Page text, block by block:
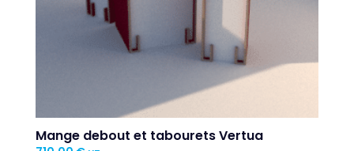
Mange debout et tabourets Vertua